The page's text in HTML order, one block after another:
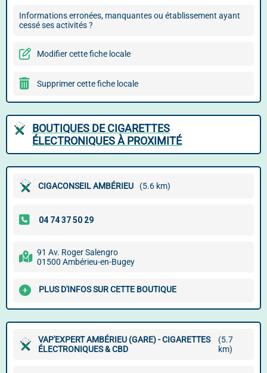
Informations erronées, manquantes ou établissement ayant
cessé ses activités ?
Modifier cette fiche locale
Supprimer cette fiche locale
BOUTIQUES DE CIGARETTES
ÉLECTRONIQUES À PROXIMITÉ
CIGACONSEIL AMBÉRIEU (5.6 km)
91 Av. Roger Salengro
01500 Ambérieu-en-Bugey
PLUS D'INFOS SUR CETTE BOUTIQUE
VAP'EXPERT AMBÉRIEU (GARE) - CIGARETTES
ÉLECTRONIQUES & CBD
(5.7
km)